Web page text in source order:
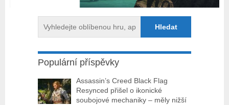
Populární příspěvky
Assassin’s Creed Black Flag
Resynced přišel o ikonické
soubojové mechaniky – měly nižší